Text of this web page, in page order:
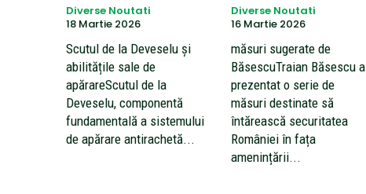
Diverse Noutati
18 Martie 2026
Scutul de la Deveselu și
abilitățile sale de
apărareScutul de la
Deveselu, componentă
fundamentală a sistemului
de apărare antirachetă...
Diverse Noutati
16 Martie 2026
măsuri sugerate de
BăsescuTraian Băsescu a
prezentat o serie de
măsuri destinate să
întărească securitatea
României în fața
amenințării...